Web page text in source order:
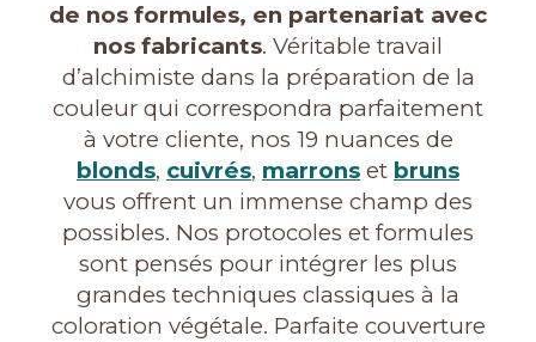
de nos formules, en partenariat avec
nos fabricants. Véritable travail
d’alchimiste dans la préparation de la
couleur qui correspondra parfaitement
à votre cliente, nos 19 nuances de
blonds, cuivrés, marrons et bruns
vous offrent un immense champ des
possibles. Nos protocoles et formules
sont pensés pour intégrer les plus
grandes techniques classiques à la
coloration végétale. Parfaite couverture